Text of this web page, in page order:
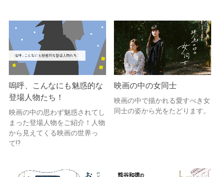
嗚呼、こんなにも魅惑的な
登場人物たち！
映画の中の思わず魅惑されてし
まった登場人物をご紹介！人物
から見えてくる映画の世界っ
て!?
映画の中の女同士
映画の中で描かれる愛すべき女
同士の姿から光をたどります。